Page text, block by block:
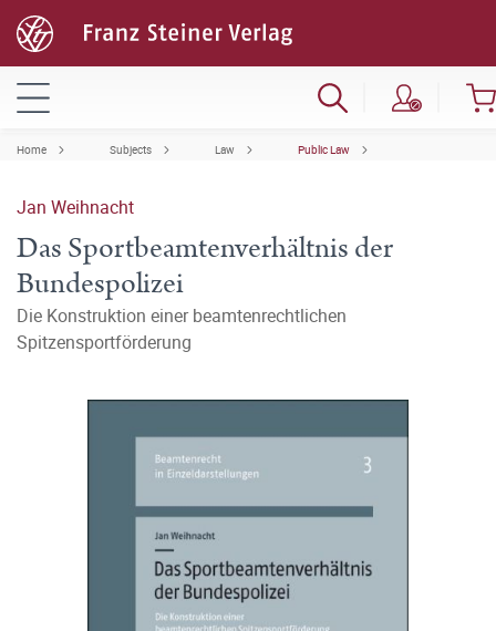
Home Subjects Law Public Law
Jan Weihnacht
Das Sportbeamtenverhältnis der
Bundespolizei
Die Konstruktion einer beamtenrechtlichen
Spitzensportförderung